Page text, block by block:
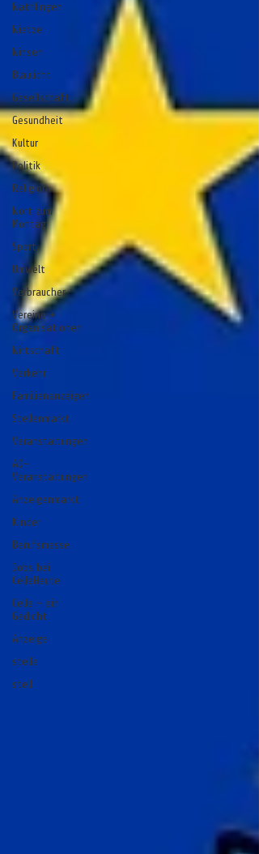
Wathlingen
Wietze
Winsen
Blaulicht
Gesellschaft
Gesundheit
Kultur
Politik
Religion
Wort zum
Montag
Sport
Umwelt
Verbraucher
Vereine +
Organisationen
Wirtschaft
Verkehr
Familienanzeigen
Stellenmarkt
Veranstaltungen
AD-
Veranstaltungen
Anzeigenmarkt
Kinder
Berufsmesse
Jobs bei
CelleHeute
Celle - ein
Gedicht
Anzeige
stelle
stell